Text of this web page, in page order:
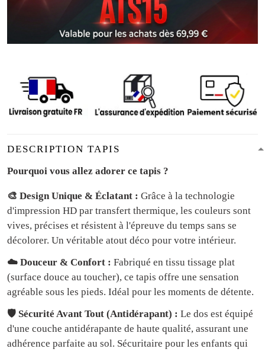
DESCRIPTION TAPIS
Pourquoi vous allez adorer ce tapis ?
🎨 Design Unique & Éclatant : Grâce à la technologie
d'impression HD par transfert thermique, les couleurs sont
vives, précises et résistent à l'épreuve du temps sans se
décolorer. Un véritable atout déco pour votre intérieur.
☁️ Douceur & Confort : Fabriqué en tissu tissage plat
(surface douce au toucher), ce tapis offre une sensation
agréable sous les pieds. Idéal pour les moments de détente.
🛡️ Sécurité Avant Tout (Antidérapant) : Le dos est équipé
d'une couche antidérapante de haute qualité, assurant une
adhérence parfaite au sol. Sécuritaire pour les enfants qui